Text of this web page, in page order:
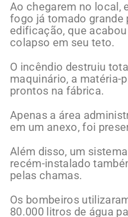
Ao chegarem no local,
fogo já tomado grande
edificação, que
colapso em seu teto.
O incêndio destruiu
maquinário, a matéria-
prontos na fábrica.
Apenas a área
em um anexo, foi
Além disso, um
recém-instalado
pelas chamas.
Os bombeiros
80.000 litros de água